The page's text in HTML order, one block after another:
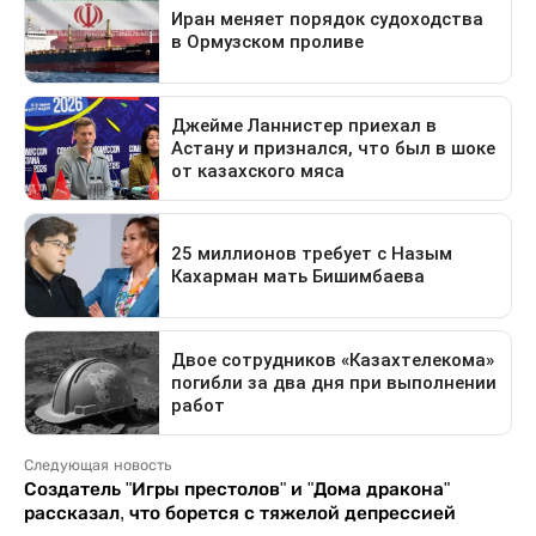
Следующая новость
Создатель "Игры престолов" и "Дома дракона"
рассказал, что борется с тяжелой депрессией